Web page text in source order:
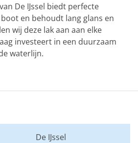
De IJssel biedt perfecte
en behoudt lang glans en
wij deze lak aan aan elke
investeert in een duurzaam
waterlijn.
De IJssel